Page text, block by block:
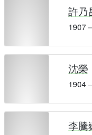
許乃
1907
沈榮
1904
李騰